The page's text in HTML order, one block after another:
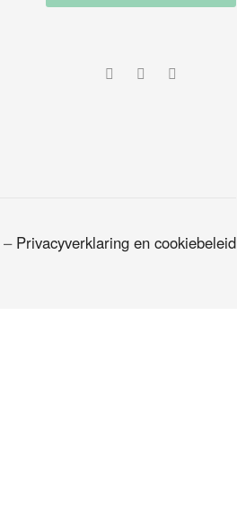
– Privacyverklaring en cookiebeleid